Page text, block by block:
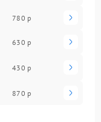
780 р
630 р
430 р
870 р